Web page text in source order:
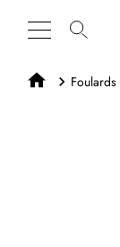
Foulards